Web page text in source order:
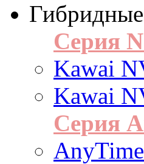
Серия
Kawai
Kawai
Серия